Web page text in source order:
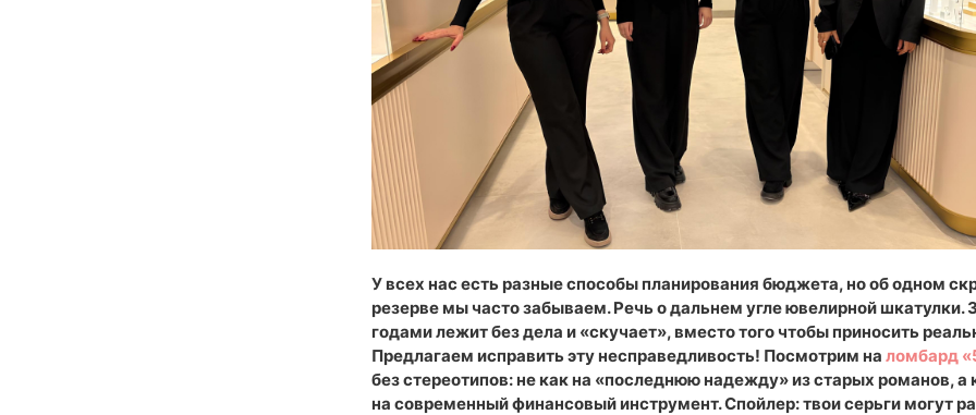
У всех нас есть разные способы планирования бюджета, но об одном
резерве мы часто забываем. Речь о дальнем угле ювелирной шкатулки.
годами лежит без дела и «скучает», вместо того чтобы приносить
Предлагаем исправить эту несправедливость! Посмотрим на ломбард
без стереотипов: не как на «последнюю надежду» из старых романов, а
на современный финансовый инструмент. Спойлер: твои серьги могут